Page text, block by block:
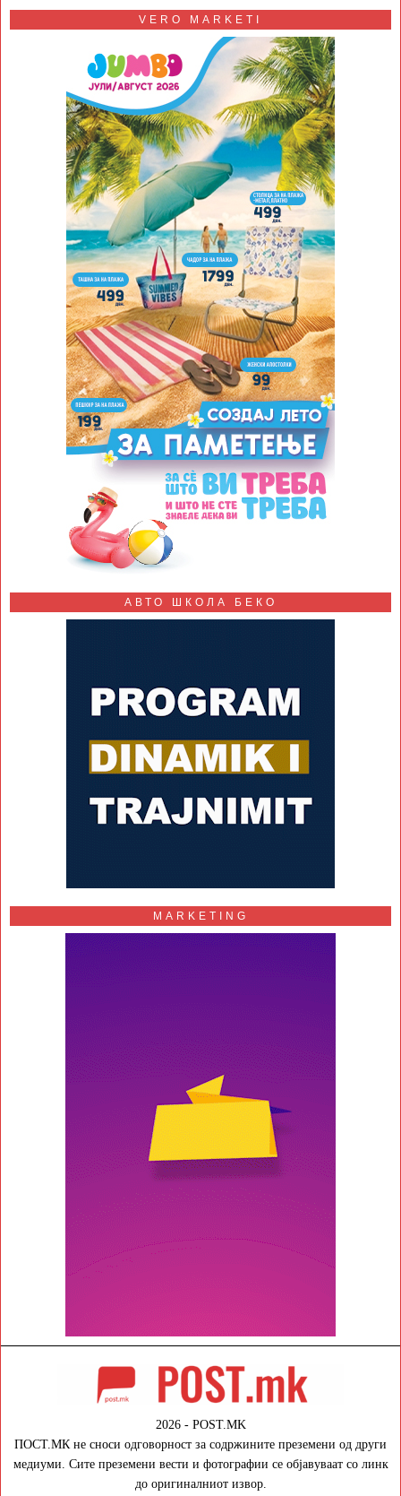
VERO MARKETI
АВТО ШКОЛА БЕКО
MARKETING
2026 - POST.MK
ПОСТ.МК не сноси одговорност за содржините преземени од други
медиуми. Сите преземени вести и фотографии се објавуваат со линк
до оригиналниот извор.